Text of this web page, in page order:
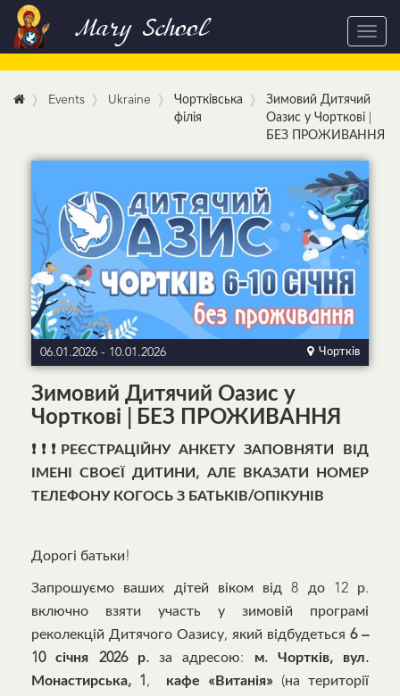
Mary School
Events Ukraine
Чортківська
філія
Зимовий Дитячий
Оазис у Чорткові |
БЕЗ ПРОЖИВАННЯ
06.01.2026 - 10.01.2026 Чортків
Зимовий Дитячий Оазис у
Чорткові | БЕЗ ПРОЖИВАННЯ
❗❗❗ РЕЄСТРАЦІЙНУ АНКЕТУ ЗАПОВНЯТИ ВІД
ІМЕНІ СВОЄЇ ДИТИНИ, АЛЕ ВКАЗАТИ НОМЕР
ТЕЛЕФОНУ КОГОСЬ З БАТЬКІВ/ОПІКУНІВ
Дорогі батьки!
Запрошуємо ваших дітей віком від 8 до 12 р.
включно взяти участь у зимовій програмі
реколекцій Дитячого Оазису, який відбудеться 6 –
10 січня 2026 р. за адресою: м. Чортків, вул.
Монастирська, 1 , кафе «Витанія» (на території